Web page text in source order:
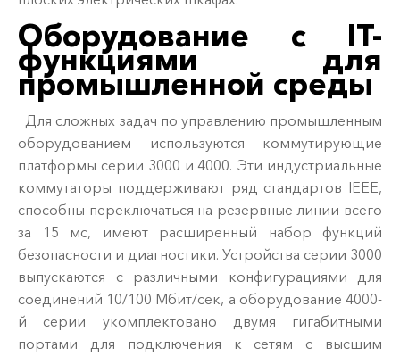
Оборудование с IT-
функциями для
промышленной среды
Для сложных задач по управлению промышленным
оборудованием используются коммутирующие
платформы серии 3000 и 4000. Эти индустриальные
коммутаторы поддерживают ряд стандартов IEEE,
способны переключаться на резервные линии всего
за 15 мс, имеют расширенный набор функций
безопасности и диагностики. Устройства серии 3000
выпускаются с различными конфигурациями для
соединений 10/100 Мбит/сек, а оборудование 4000-
й серии укомплектовано двумя гигабитными
портами для подключения к сетям с высшим